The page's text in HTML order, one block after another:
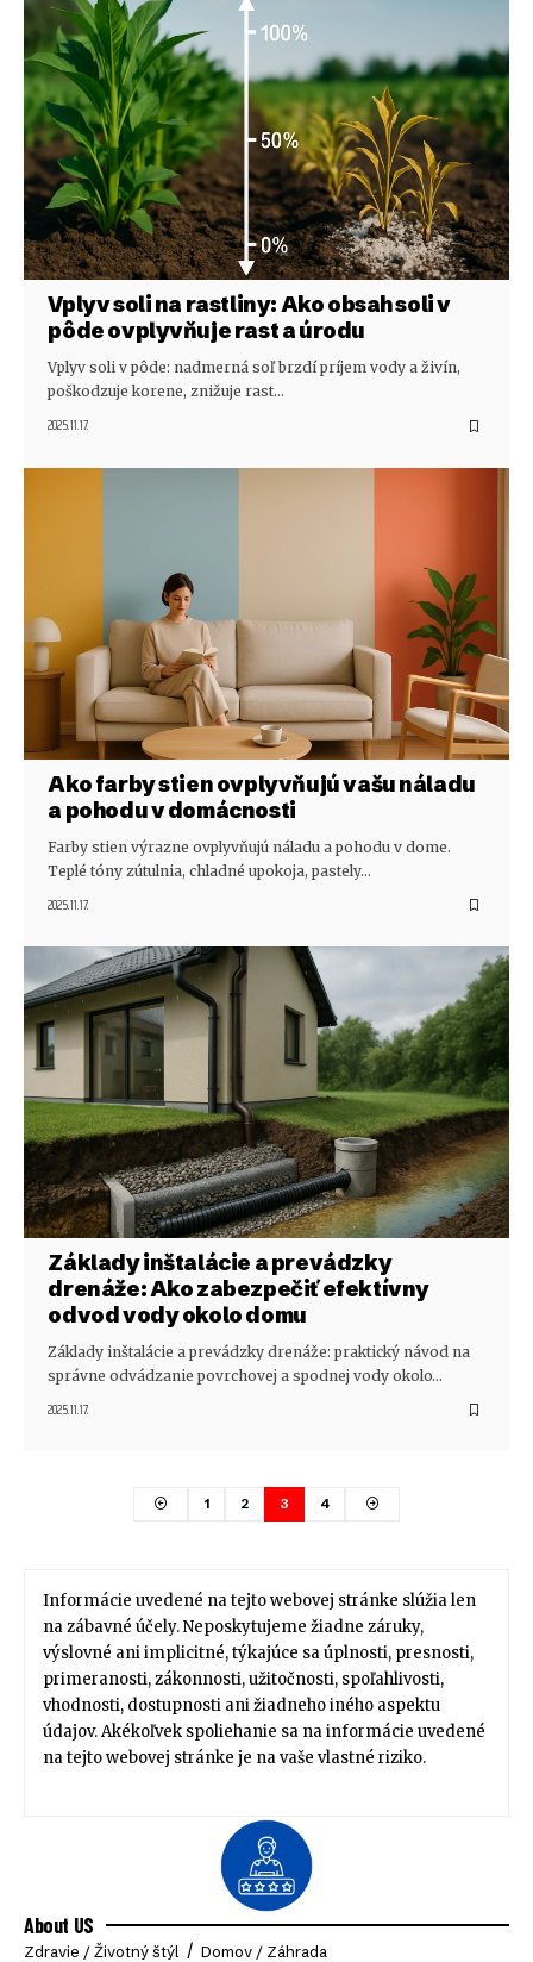
Vplyv soli na rastliny: Ako obsah soli v
pôde ovplyvňuje rast a úrodu
Vplyv soli v pôde: nadmerná soľ brzdí príjem vody a živín,
poškodzuje korene, znižuje rast…
2025.11.17.
Ako farby stien ovplyvňujú vašu náladu
a pohodu v domácnosti
Farby stien výrazne ovplyvňujú náladu a pohodu v dome.
Teplé tóny zútulnia, chladné upokoja, pastely…
2025.11.17.
Základy inštalácie a prevádzky
drenáže: Ako zabezpečiť efektívny
odvod vody okolo domu
Základy inštalácie a prevádzky drenáže: praktický návod na
správne odvádzanie povrchovej a spodnej vody okolo…
2025.11.17.
1 2 3 4
Informácie uvedené na tejto webovej stránke slúžia len
na zábavné účely. Neposkytujeme žiadne záruky,
výslovné ani implicitné, týkajúce sa úplnosti, presnosti,
primeranosti, zákonnosti, užitočnosti, spoľahlivosti,
vhodnosti, dostupnosti ani žiadneho iného aspektu
údajov. Akékoľvek spoliehanie sa na informácie uvedené
na tejto webovej stránke je na vaše vlastné riziko.
About US
Zdravie / Životný štýl Domov / Záhrada